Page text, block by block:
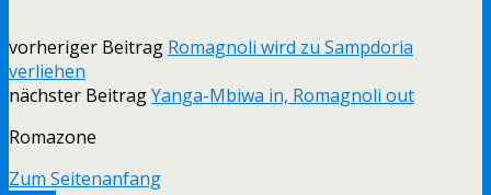
vorheriger Beitrag Romagnoli wird zu Sampdoria
verliehen
nächster BeitragYanga-Mbiwa in, Romagnoli out
Romazone
Zum Seitenanfang